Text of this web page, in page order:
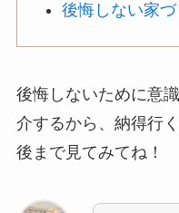
後悔しない家
後悔しないために意
介するから、納得行
後まで見てみてね！